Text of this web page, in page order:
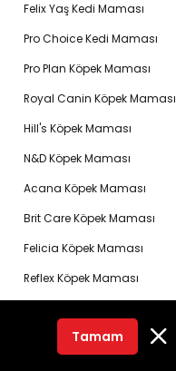
Felix Yaş Kedi Maması
Pro Choice Kedi Maması
Pro Plan Köpek Maması
Royal Canin Köpek Maması
Hill's Köpek Maması
N&D Köpek Maması
Acana Köpek Maması
Brit Care Köpek Maması
Felicia Köpek Maması
Reflex Köpek Maması
Pro Plan Yavru Kedi Maması
Tamam